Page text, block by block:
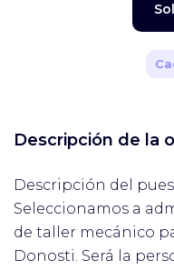
Descripción de la
Descripción del
Seleccionamos a
de taller mecánico
Donosti. Será la